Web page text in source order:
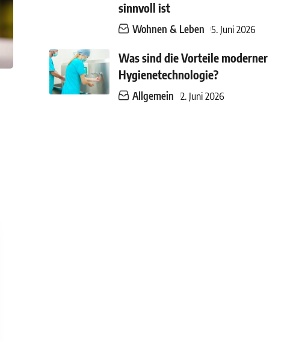
sinnvoll ist
Wohnen & Leben 5. Juni 2026
Was sind die Vorteile moderner
Hygienetechnologie?
Allgemein 2. Juni 2026